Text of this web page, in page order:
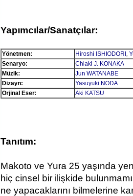
Yapımcılar/Sanatçılar:
Yönetmen: Hiroshi ISHIODORI ,
Senaryo:
Chiaki J. KONAKA
Müzik:
Jun WATANABE
Dizayn:
Yasuyuki NODA
Orjinal Eser:
Aki KATSU
Tanıtım:
Makoto ve Yura 25 yaşında
hiç cinsel bir ilişkide
ne yapacaklarını bilmelerine